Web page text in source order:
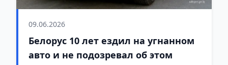
09.06.2026
Белорус 10 лет ездил на угнанном
авто и не подозревал об этом